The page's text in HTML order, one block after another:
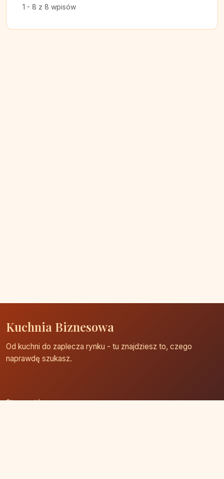
1 - 8 z 8 wpisów
Kuchnia Biznesowa
Od kuchni do zaplecza rynku - tu znajdziesz to, czego
naprawdę szukasz.
Strona główna